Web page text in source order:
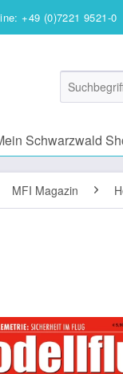
+49 (0)7221 9521-0
Schwarzwald
MFI Magazin